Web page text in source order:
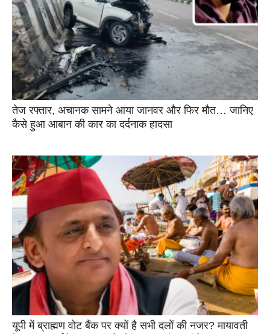
तेज रफ्तार, अचानक सामने आया जानवर और फिर मौत… जानिए
कैसे हुआ आबान की कार का दर्दनाक हादसा
यूपी में ब्राह्मण वोट बैंक पर क्यों है सभी दलों की नजर? मायावती